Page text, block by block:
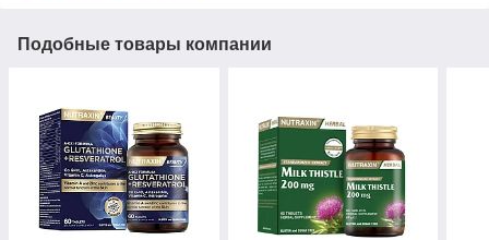
Подобные товары компании